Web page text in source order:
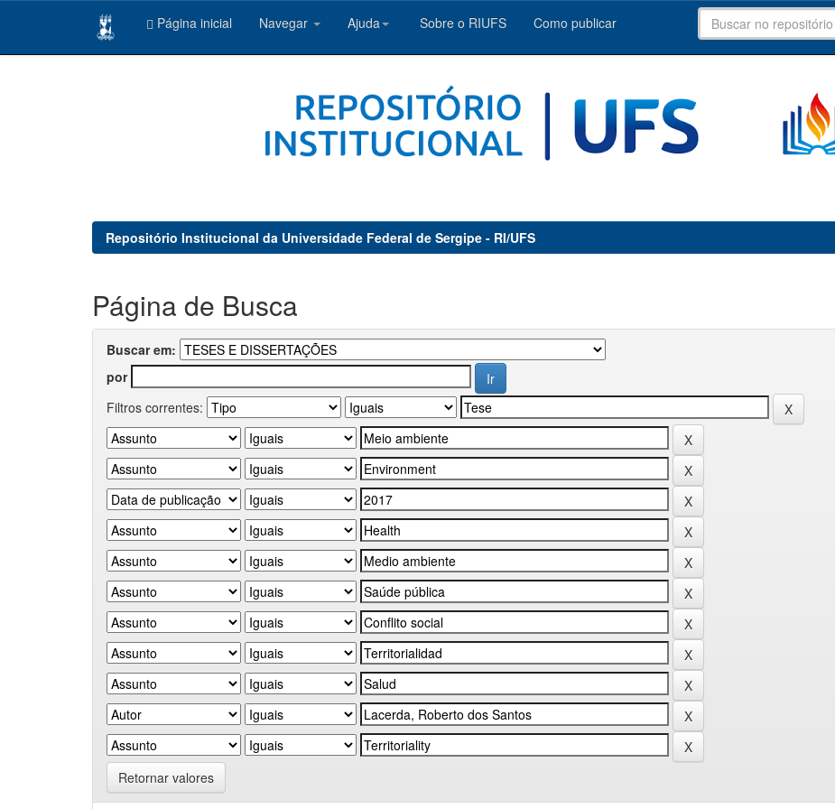
Página inicial Navegar Ajuda Sobre o RIUFS Como publicar
Repositório Institucional da Universidade Federal de Sergipe - RI/UFS
Página de Busca
Buscar em:
por
Filtros correntes:
Retornar valores